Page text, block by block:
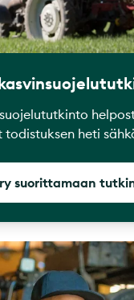
todistuksen heti
suorittamaan